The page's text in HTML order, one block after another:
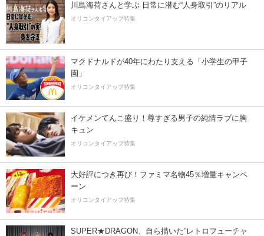
川島海荷さんと学ぶ 日常に潜む“人身取引”のリアル
オリコンタイアップ特集
マクドナルドが40年にわたり支える「小学生の甲子
園」
オリコンタイアップ特集
イケメンてんこ盛り！尊すぎる男子の純情ラブに胸
キュン
オリコンタイアップ特集
大好評につき再び！ファミマ名物45％増量キャンペ
ーン
オリコンタイアップ特集
SUPER★DRAGON、自ら描いた”レトロフューチャ